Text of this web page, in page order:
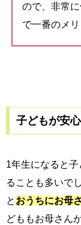
ので、非常
で一番のメ
子どもが安
1年生になると
ることも多いで
と おうちにお母
どももお母さん